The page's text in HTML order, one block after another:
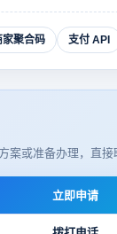
家聚合码 支付 API
案或准备办理，直接
立即申请